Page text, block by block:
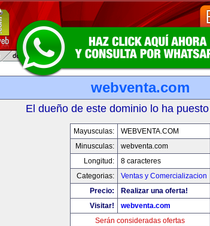
webventa.com
El dueño de este dominio lo ha
Mayusculas:
WEBVENTA.COM
Minusculas:
webventa.com
Longitud:
8 caracteres
Categorias:
Ventas y Comercializacion
Precio:
Realizar una oferta!
Visitar!
webventa.com
Serán consideradas ofertas